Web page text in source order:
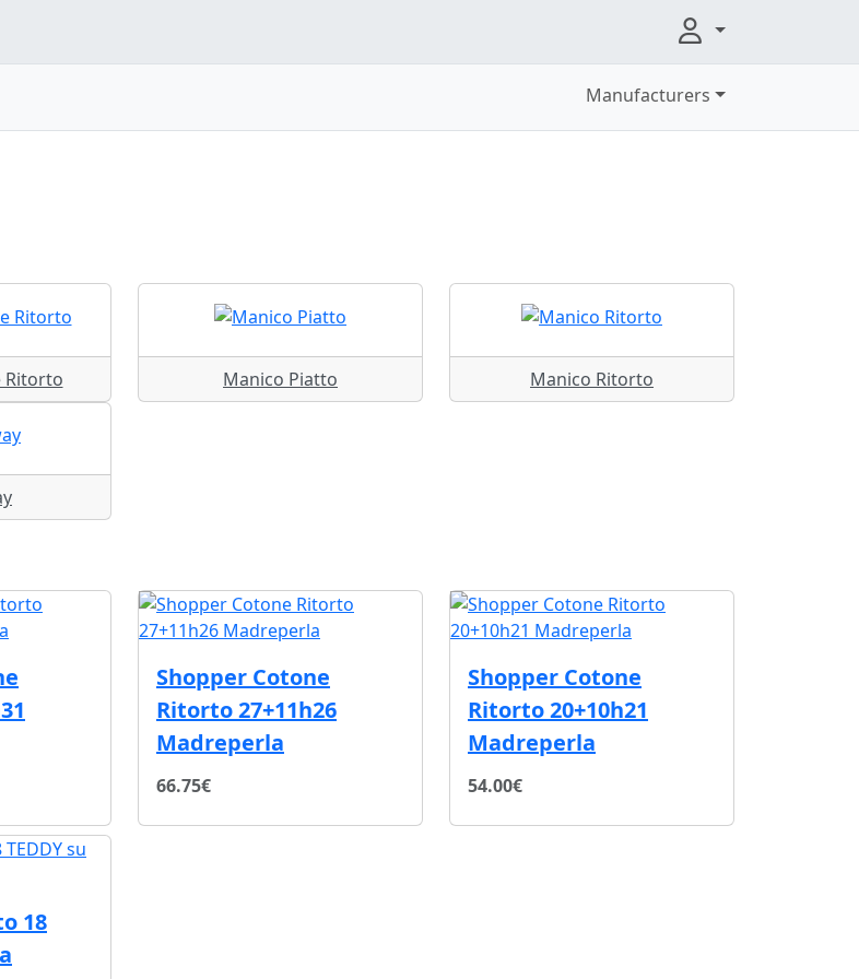
Manufacturers
Ritorto Manico Piatto Manico Ritorto
Shopper Cotone
Ritorto 27+11h26
Madreperla
66.75€
Shopper Cotone
Ritorto 20+10h21
Madreperla
54.00€
18